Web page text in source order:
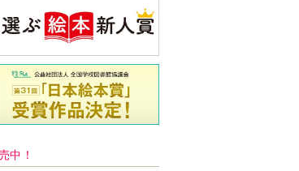
いじめのある世界に生き
る君たちへ
いじめられっ子だった精神
科医の贈る言葉
詳しくみる